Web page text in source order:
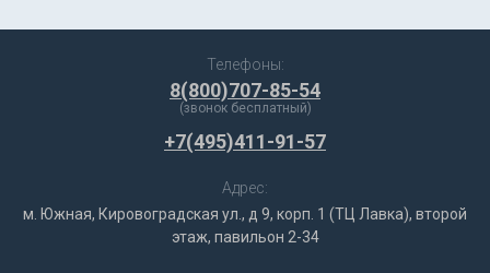
Телефоны:
8(800)707-85-54
(звонок бесплатный)
+7(495)411-91-57
Адрес:
м. Южная, Кировоградская ул., д 9, корп. 1 (ТЦ Лавка), второй
этаж, павильон 2-34